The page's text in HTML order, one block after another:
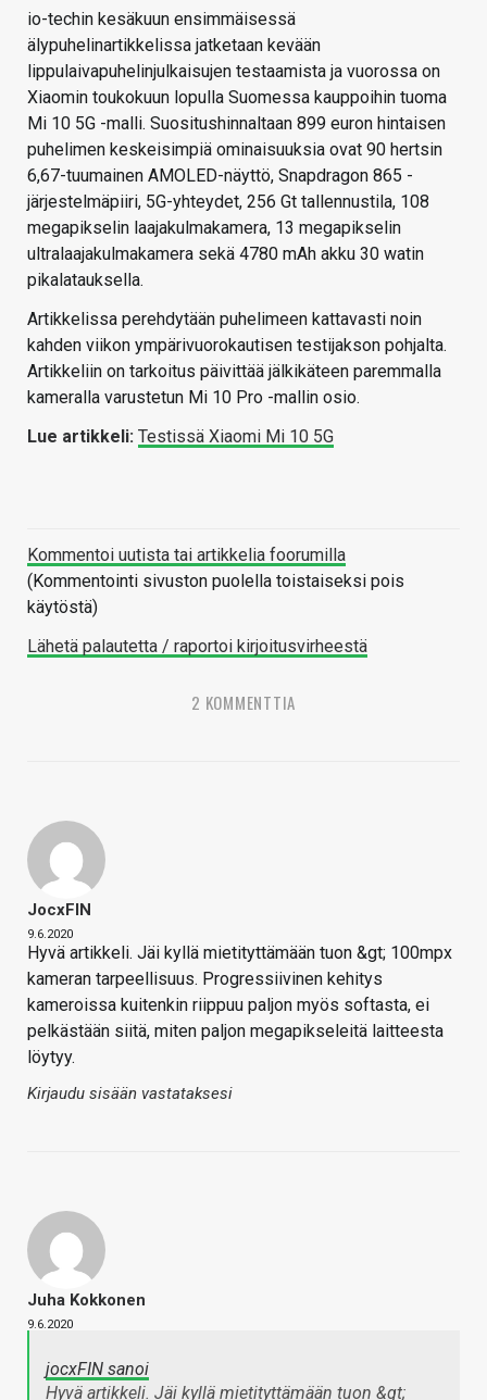
io-techin kesäkuun ensimmäisessä
älypuhelinartikkelissa jatketaan kevään
lippulaivapuhelinjulkaisujen testaamista ja vuorossa on
Xiaomin toukokuun lopulla Suomessa kauppoihin tuoma
Mi 10 5G -malli. Suositushinnaltaan 899 euron hintaisen
puhelimen keskeisimpiä ominaisuuksia ovat 90 hertsin
6,67-tuumainen AMOLED-näyttö, Snapdragon 865 -
järjestelmäpiiri, 5G-yhteydet, 256 Gt tallennustila, 108
megapikselin laajakulmakamera, 13 megapikselin
ultralaajakulmakamera sekä 4780 mAh akku 30 watin
pikalatauksella.
Artikkelissa perehdytään puhelimeen kattavasti noin
kahden viikon ympärivuorokautisen testijakson pohjalta.
Artikkeliin on tarkoitus päivittää jälkikäteen paremmalla
kameralla varustetun Mi 10 Pro -mallin osio.
Lue artikkeli: Testissä Xiaomi Mi 10 5G
Kommentoi uutista tai artikkelia foorumilla
(Kommentointi sivuston puolella toistaiseksi pois
käytöstä)
Lähetä palautetta / raportoi kirjoitusvirheestä
2 KOMMENTTIA
JocxFIN
9.6.2020
Hyvä artikkeli. Jäi kyllä mietityttämään tuon &gt; 100mpx
kameran tarpeellisuus. Progressiivinen kehitys
kameroissa kuitenkin riippuu paljon myös softasta, ei
pelkästään siitä, miten paljon megapikseleitä laitteesta
löytyy.
Kirjaudu sisään vastataksesi
Juha Kokkonen
9.6.2020
jocxFIN sanoi
Hyvä artikkeli. Jäi kyllä mietityttämään tuon &gt;